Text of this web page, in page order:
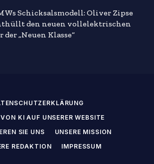
Schicksalsmodell: Oliver Zipse
den neuen vollelektrischen
der „Neuen Klasse“
KI AUF UNSERER WEBSITE
SIE UNS
UNSERE MISSION
REDAKTION
IMPRESSUM